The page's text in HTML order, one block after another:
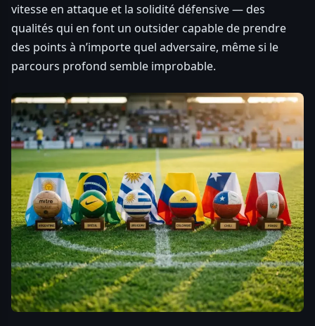
vitesse en attaque et la solidité défensive — des
qualités qui en font un outsider capable de prendre
des points à n’importe quel adversaire, même si le
parcours profond semble improbable.